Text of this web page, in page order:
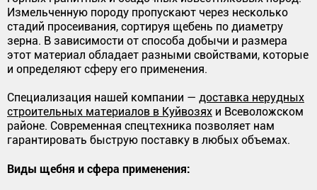
Измельченную породу пропускают через несколько
стадий просеивания, сортируя щебень по диаметру
зерна. В зависимости от способа добычи и размера
этот материал обладает разными свойствами, которые
и определяют сферу его применения.
Специализация нашей компании — доставка нерудных
строительных материалов в Куйвозях и Всеволожском
районе. Современная спецтехника позволяет нам
гарантировать быструю поставку в любых объемах.
Виды щебня и сфера применения: